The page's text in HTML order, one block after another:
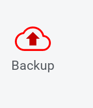
Backup